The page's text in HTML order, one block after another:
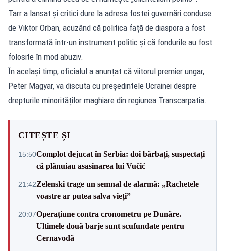
Tarr a lansat și critici dure la adresa fostei guvernări conduse
de Viktor Orban, acuzând că politica față de diaspora a fost
transformată într-un instrument politic și că fondurile au fost
folosite în mod abuziv.
În același timp, oficialul a anunțat că viitorul premier ungar,
Peter Magyar, va discuta cu președintele Ucrainei despre
drepturile minorităților maghiare din regiunea Transcarpatia.
CITEȘTE ȘI
15:50Complot dejucat în Serbia: doi bărbați, suspectați
că plănuiau asasinarea lui Vučić
21:42Zelenski trage un semnal de alarmă: „Rachetele
voastre ar putea salva vieți”
20:07Operațiune contra cronometru pe Dunăre.
Ultimele două barje sunt scufundate pentru
Cernavodă